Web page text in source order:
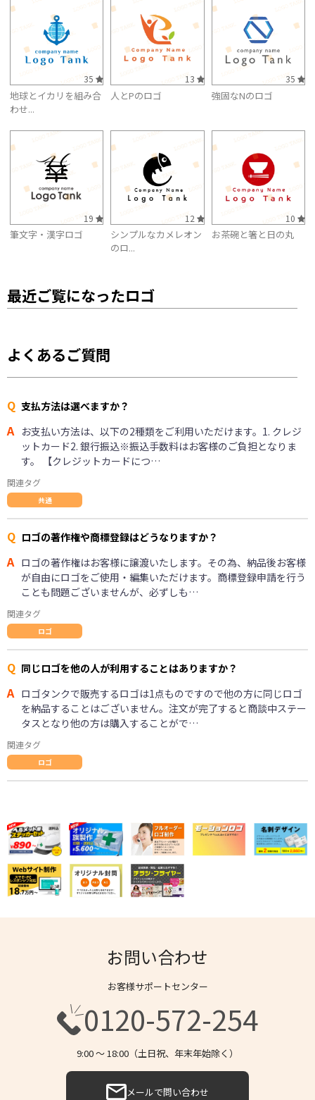
35
地球とイカリを組み合
わせ...
13
人とPのロゴ
35
強固なNのロゴ
19
筆文字・漢字ロゴ
12
シンプルなカメレオン
のロ...
10
お茶碗と箸と日の丸
最近ご覧になったロゴ
よくあるご質問
Q 支払方法は選べますか？
A お支払い方法は、以下の2種類をご利用いただけます。1. クレジ
ットカード2. 銀行振込※振込手数料はお客様のご負担となりま
す。 【クレジットカードにつ…
関連タグ
共通
Q ロゴの著作権や商標登録はどうなりますか？
A ロゴの著作権はお客様に譲渡いたします。その為、納品後お客様
が自由にロゴをご使用・編集いただけます。商標登録申請を行う
ことも問題ございませんが、必ずしも…
関連タグ
ロゴ
Q 同じロゴを他の人が利用することはありますか？
A ロゴタンクで販売するロゴは1点ものですので他の方に同じロゴ
を納品することはございません。注文が完了すると商談中ステー
タスとなり他の方は購入することがで…
関連タグ
ロゴ
お問い合わせ
お客様サポートセンター
0120-572-254
9:00 〜 18:00（土日祝、年末年始除く）
メールで問い合わせ